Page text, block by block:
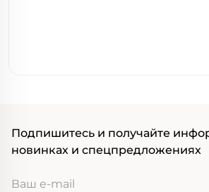
Подпишитесь и получайте
новинках и спецпредложениях